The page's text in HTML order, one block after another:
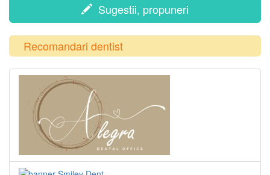
Sugestii, propuneri
Recomandari dentist